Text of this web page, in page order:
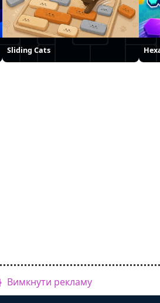
Sliding Cats
Вимкнути рекламу